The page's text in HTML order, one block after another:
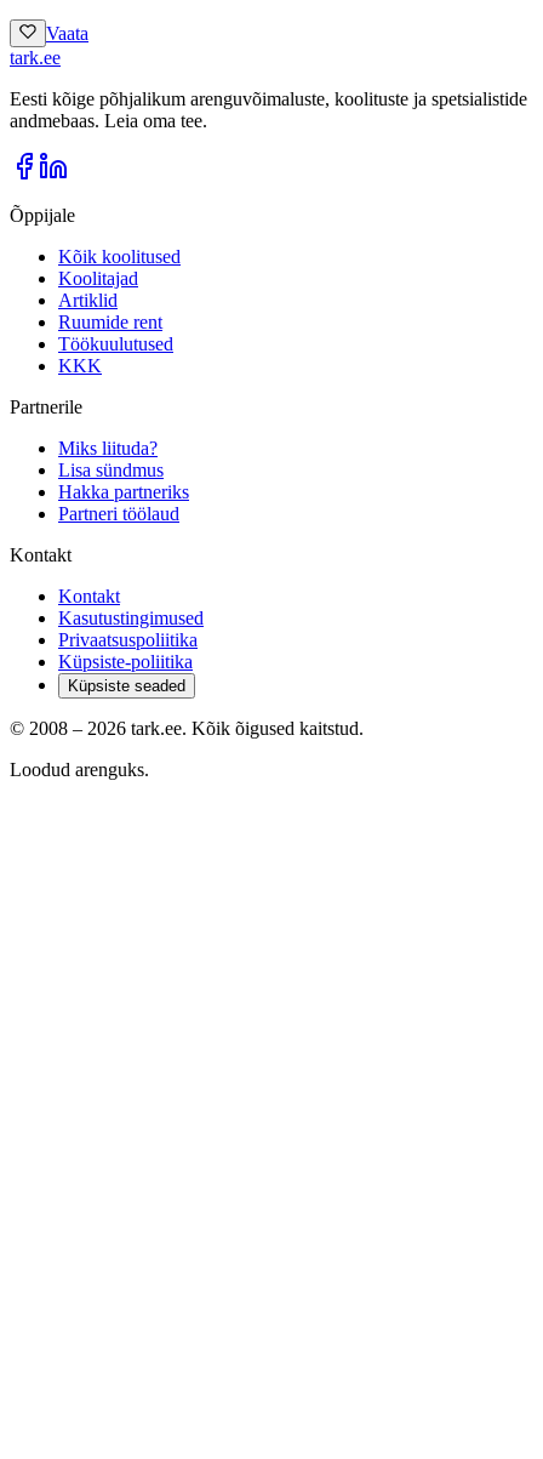
Vaata
tark.ee
Eesti kõige põhjalikum arenguvõimaluste, koolituste ja spetsialistide
andmebaas. Leia oma tee.
Õppijale
Kõik koolitused
Koolitajad
Artiklid
Ruumide rent
Töökuulutused
KKK
Partnerile
Miks liituda?
Lisa sündmus
Hakka partneriks
Partneri töölaud
Kontakt
Kontakt
Kasutustingimused
Privaatsuspoliitika
Küpsiste-poliitika
Küpsiste seaded
© 2008 – 2026 tark.ee. Kõik õigused kaitstud.
Loodud arenguks.